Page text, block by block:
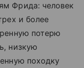
Фрида: человек
и более
потерю
низкую
походку